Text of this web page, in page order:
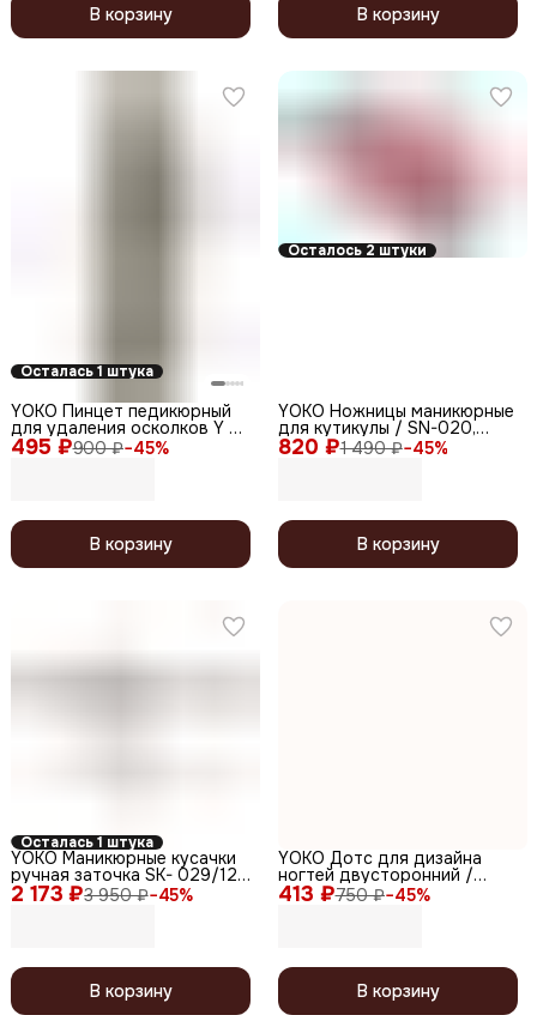
В корзину В корзину
Осталась 1 штука
495 ₽900 ₽−45%
YOKO Пинцет педикюрный
для удаления осколков Y SP
015, 92 мм
В корзину
Осталось 2 штуки
820 ₽1 490 ₽−45%
YOKO Ножницы маникюрные
для кутикулы / SN-020,
изогнутые, 95 мм
В корзину
Осталась 1 штука
2 173 ₽3 950 ₽−45%
YOKO Маникюрные кусачки
ручная заточка SK- 029/12,
спиральная пружина, 12 мм
В корзину
413 ₽750 ₽−45%
YOKO Дотс для дизайна
ногтей двусторонний /
Professional Quality SI 013,
глянцевый, Ø 1,4/2,6 мм, 12,3
В корзину